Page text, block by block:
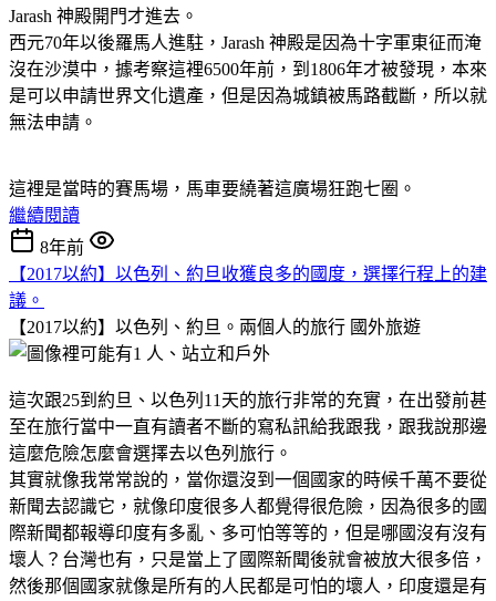
Jarash 神殿開門才進去。
西元70年以後羅馬人進駐，Jarash 神殿是因為十字軍東征而淹
沒在沙漠中，據考察這裡6500年前，到1806年才被發現，本來
是可以申請世界文化遺產，但是因為城鎮被馬路截斷，所以就
無法申請。
這裡是當時的賽馬場，馬車要繞著這廣場狂跑七圈。
繼續閱讀
8年前
【2017以約】以色列、約旦收獲良多的國度，選擇行程上的建
議。
【2017以約】以色列、約旦。兩個人的旅行 國外旅遊
這次跟25到約旦、以色列11天的旅行非常的充實，在出發前甚
至在旅行當中一直有讀者不斷的寫私訊給我跟我，跟我說那邊
這麼危險怎麼會選擇去以色列旅行。
其實就像我常常說的，當你還沒到一個國家的時候千萬不要從
新聞去認識它，就像印度很多人都覺得很危險，因為很多的國
際新聞都報導印度有多亂、多可怕等等的，但是哪國沒有沒有
壞人？台灣也有，只是當上了國際新聞後就會被放大很多倍，
然後那個國家就像是所有的人民都是可怕的壞人，印度還是有